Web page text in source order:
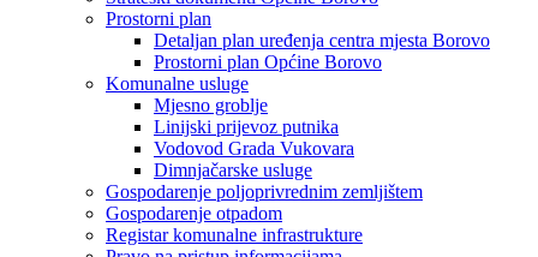
Prostorni plan
Detaljan plan uređenja centra mjesta Borovo
Prostorni plan Općine Borovo
Komunalne usluge
Mjesno groblje
Linijski prijevoz putnika
Vodovod Grada Vukovara
Dimnjačarske usluge
Gospodarenje poljoprivrednim zemljištem
Gospodarenje otpadom
Registar komunalne infrastrukture